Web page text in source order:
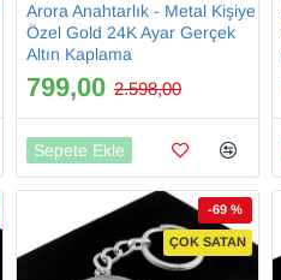
Arora Anahtarlık - Metal Kişiye
Özel Gold 24K Ayar Gerçek
Altın Kaplama
799,00 2.598,00
Sepete Ekle
ÇOK SATAN
-69 %